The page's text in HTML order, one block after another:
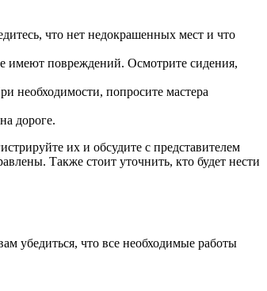
что нет недокрашенных мест и что
имеют повреждений. Осмотрите сидения,
необходимости, попросите мастера
дороге.
их и обсудите с представителем
Также стоит уточнить, кто будет нести
убедиться, что все необходимые работы